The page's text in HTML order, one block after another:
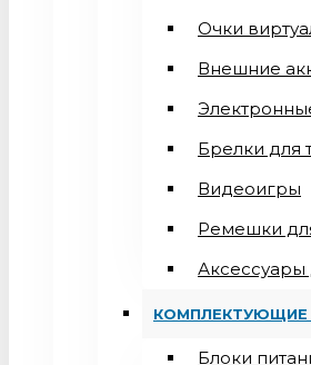
Очки
Внешние
Брелки для
Видеоигры
Ремешки
КОМПЛЕКТУЮЩИЕ
Блоки